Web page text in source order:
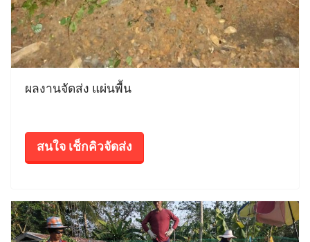
ผลงานจัดส่ง แผ่นพื้น
สนใจ เช็กคิวจัดส่ง